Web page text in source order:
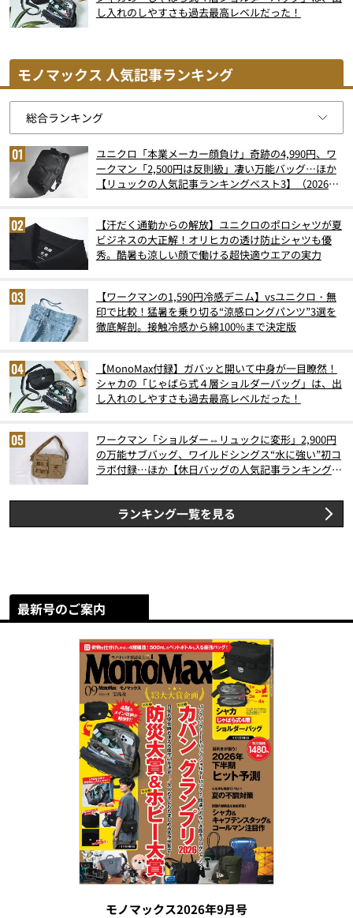
し入れのしやすさも過去最高レベルだった！
モノマックス 人気記事ランキング
ユニクロ「本業メーカー顔負け」奇跡の4,990円、ワ
ークマン「2,500円は反則級」凄い万能バッグ…ほか
【リュックの人気記事ランキングベスト3】（2026年
【汗だく通勤からの解放】ユニクロのポロシャツが夏
ビジネスの大正解！オリヒカの透け防止シャツも優
秀。酷暑も涼しい顔で働ける超快適ウエアの実力
【ワークマンの1,590円冷感デニム】vsユニクロ・無
印で比較！猛暑を乗り切る“涼感ロングパンツ”3選を
徹底解剖。接触冷感から綿100%まで決定版
【MonoMax付録】ガバッと開いて中身が一目瞭然！
シャカの「じゃばら式４層ショルダーバッグ」は、出
し入れのしやすさも過去最高レベルだった！
ワークマン「ショルダー⇔リュックに変形」2,900円
の万能サブバッグ、ワイルドシングス“水に強い”初コ
ラボ付録…ほか【休日バッグの人気記事ランキングベ
ランキング一覧を見る
最新号のご案内
モノマックス2026年9月号